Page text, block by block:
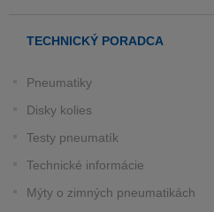
TECHNICKÝ PORADCA
Pneumatiky
Disky kolies
Testy pneumatík
Technické informácie
Mýty o zimných pneumatikách